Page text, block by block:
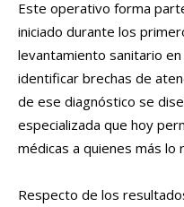
Este operativo forma
iniciado durante los
levantamiento sanitario en
identificar brechas de
de ese diagnóstico se
especializada que hoy
médicas a quienes más lo
Respecto de los